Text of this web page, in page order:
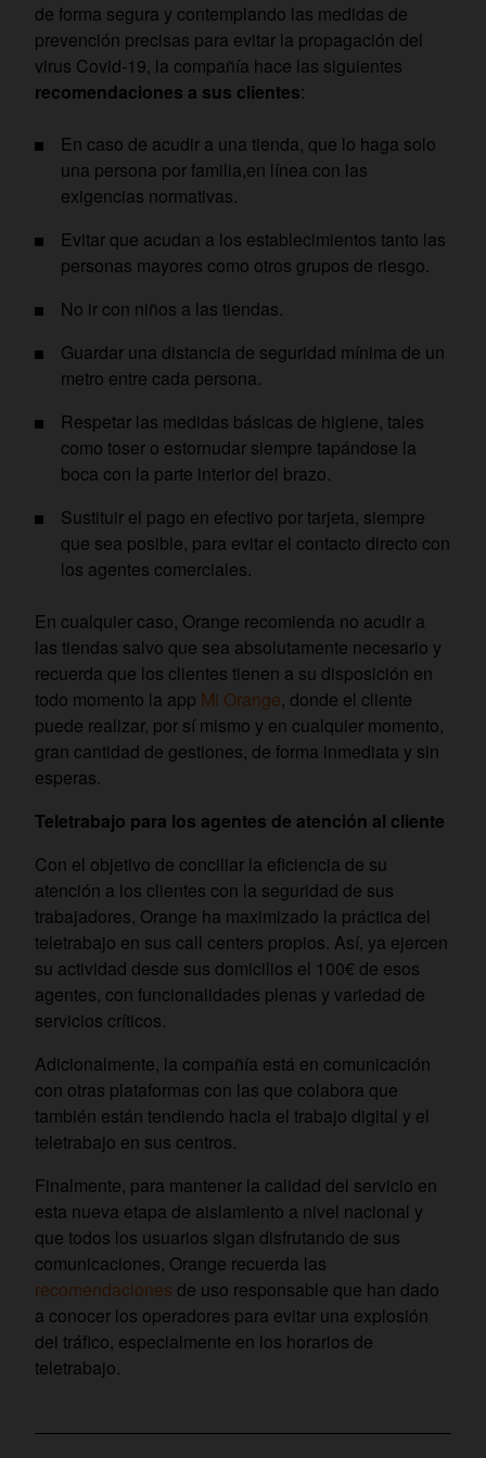
de forma segura y contemplando las medidas de
prevención precisas para evitar la propagación del
virus Covid-19, la compañía hace las siguientes
recomendaciones a sus clientes:
En caso de acudir a una tienda, que lo haga solo
una persona por familia,en línea con las
exigencias normativas.
Evitar que acudan a los establecimientos tanto las
personas mayores como otros grupos de riesgo.
No ir con niños a las tiendas.
Guardar una distancia de seguridad mínima de un
metro entre cada persona.
Respetar las medidas básicas de higiene, tales
como toser o estornudar siempre tapándose la
boca con la parte interior del brazo.
Sustituir el pago en efectivo por tarjeta, siempre
que sea posible, para evitar el contacto directo con
los agentes comerciales.
En cualquier caso, Orange recomienda no acudir a
las tiendas salvo que sea absolutamente necesario y
recuerda que los clientes tienen a su disposición en
todo momento la app Mi Orange, donde el cliente
puede realizar, por sí mismo y en cualquier momento,
gran cantidad de gestiones, de forma inmediata y sin
esperas.
Teletrabajo para los agentes de atención al cliente
Con el objetivo de conciliar la eficiencia de su
atención a los clientes con la seguridad de sus
trabajadores, Orange ha maximizado la práctica del
teletrabajo en sus call centers propios. Así, ya ejercen
su actividad desde sus domicilios el 100€ de esos
agentes, con funcionalidades plenas y variedad de
servicios críticos.
Adicionalmente, la compañía está en comunicación
con otras plataformas con las que colabora que
también están tendiendo hacia el trabajo digital y el
teletrabajo en sus centros.
Finalmente, para mantener la calidad del servicio en
esta nueva etapa de aislamiento a nivel nacional y
que todos los usuarios sigan disfrutando de sus
comunicaciones, Orange recuerda las
recomendaciones de uso responsable que han dado
a conocer los operadores para evitar una explosión
del tráfico, especialmente en los horarios de
teletrabajo.